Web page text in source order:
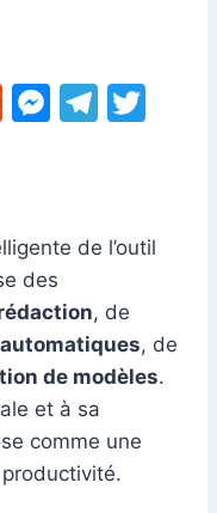
R
t
M
e
n
g
er
T
a
m
de l’outil
des
, de
, de
de modèles.
et à sa
comme une